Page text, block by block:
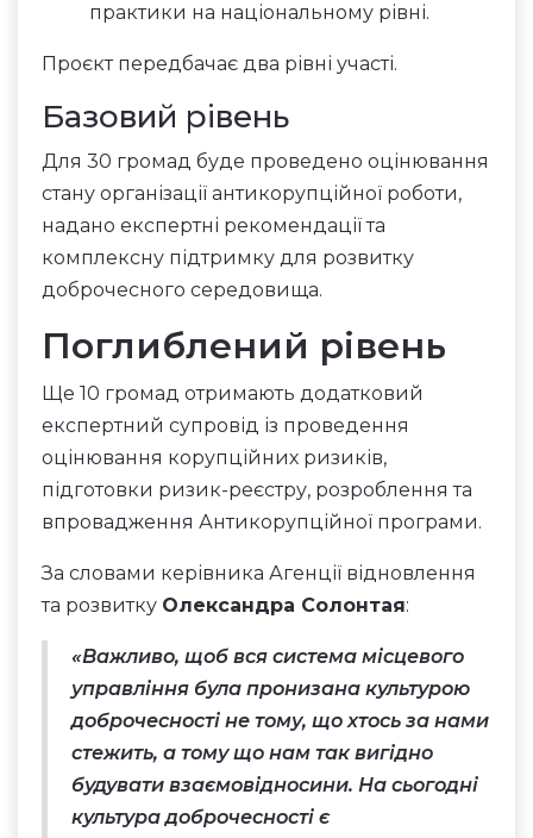
практики на національному рівні.
Проєкт передбачає два рівні участі.
Базовий рівень
Для 30 громад буде проведено оцінювання
стану організації антикорупційної роботи,
надано експертні рекомендації та
комплексну підтримку для розвитку
доброчесного середовища.
Поглиблений рівень
Ще 10 громад отримають додатковий
експертний супровід із проведення
оцінювання корупційних ризиків,
підготовки ризик-реєстру, розроблення та
впровадження Антикорупційної програми.
За словами керівника Агенції відновлення
та розвитку Олександра Солонтая:
«Важливо, щоб вся система місцевого
управління була пронизана культурою
доброчесності не тому, що хтось за нами
стежить, а тому що нам так вигідно
будувати взаємовідносини. На сьогодні
культура доброчесності є